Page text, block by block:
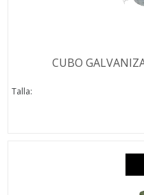
CUBO
Talla: